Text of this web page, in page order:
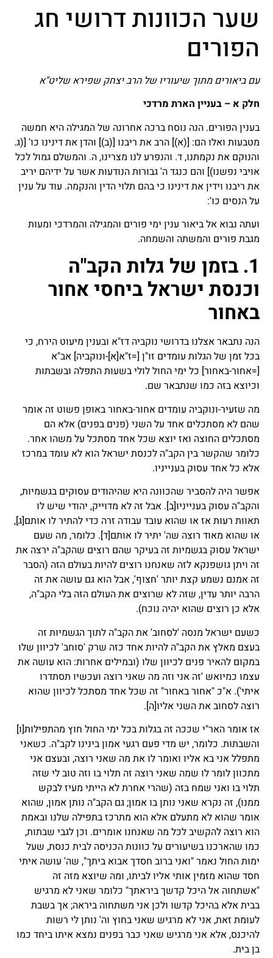
שער הכוונות דרושי חג
הפורים
עם ביאורים מתוך שיעוריו של הרב יצחק שפירא שליט"א
חלק א– בעניין הארת מרדכי
בענין הפורים. הנה נוסח ברכה אחרונה של המגילה היא חמשה
מטבעות ואלו הם: [(א)] הרב את ריבנו [(ב)] והדן את דינינו כו' [(ג.
והנוקם את נקמתנו, ד. והנפרע לנו מצרינו, ה. והמשלם גמול לכל
אויבי נפשנו)] והם כנגד ה' גבורות הנודעות אשר על ידיהם יריב
את ריבנו וידין את דינינו כי בהם תלוי הדין והנקמה. עוד על ענין
על הנסים כו':
ועתה נבוא אל ביאור ענין ימי פורים והמגילה והמרדכי ומעות
מגבת פורים והמשתה והשמחה.
1. בזמן של גלות הקב"ה
וכנסת ישראל ביחסי אחור
באחור
הנה נתבאר אצלנו בדרושי נוקביה דז"א ובענין מיעוט הירח, כי
בכל זמן של הגלות עומדים זו"ן [=ז"א[א]-ונוקביה] אב"א
[=אחור-באחור] כל ימי החול לולי בשעות התפלה ובשבתות
וכיוצא בזה כמו שנתבאר שם.
מה שזעיר-ונוקביה עומדים אחור-באחור באופן פשוט זה אומר
שהם לא מסתכלים אחד על השני (פנים בפנים) אלא הם
מסתכלים החוצה ואז יוצא שכל אחד מסתכל על משהו אחר.
כלומר שהקשר בין הקב"ה לכנסת ישראל הוא לא עומד במרכז
אלא כל אחד עסוק בענייניו.
אפשר היה להסביר שהכוונה היא שהיהודים עסוקים בגשמיות,
והקב"ה עסוק בענייניו[ב]. אבל זה לא מדוייק, יהודי שיש לו
תאוות רעות אז או שהוא עובד עבודה זרה כדי להתיר לו אותם[ג],
או שהוא מאוד רוצה שה' יתיר לו אותם[ד]. כלומר, מה שעם
ישראל עסוק בגשמיות זה בעיקר שהם רוצים שהקב"ה ירצה את
זה ויתן גושפנקא לזה שאנחנו רוצים להיות בעולם הזה (הסבר
זה אמנם נשמע קצת יותר 'חצוף', אבל הוא גם עושה את זה
הרבה יותר עדין, שזה לא שרוצים את העולם הזה בלי הקב"ה,
אלא כן רוצים שהוא יהיה נוכח).
כשעם ישראל מנסה 'לסחוב' את הקב"ה לתוך הגשמיות זה
בעצם מאלץ את הקב"ה להיות אחד כזה שרק 'סוחב' לכיוון שלו
במקום להאיר פנים לכיוון שלו (ובמילים אחרות: הוא עושה את
עצמו כמיואש 'זה אני וזה מה שאני רוצה ועכשיו תסתדרו
איתי'). א"כ "אחור באחור" זה שכל אחד מסתכל לכיוון שהוא
רוצה לסחוב את השני אליו[ה].
אז אומר האר"י שככה זה בגלות בכל ימי החול חוץ מהתפילות[ו]
והשבתות. כלומר, יש מדי פעם רגעי אמון בינינו לקב"ה. כשאני
מתפלל אני בא אליו ואומר לו את מה שאני רוצה, ובעצם אני
מתכוון לומר לו שמה שאני רוצה זה תלוי בו וזה טוב לי שזה
תלוי בו ואני שמח בזה (שהרי אחרת לא הייתי מעיז לבקש
ממנו), זה נקרא שאני נותן בו אמון; גם הקב"ה נותן אמון, שהוא
אומר שהוא לא מתעלם אלא הוא מתרכז בתפילה שלנו ובאמת
הוא רוצה להקשיב לכל מה שאנחנו אומרים. וכן לגבי שבתות,
כמו שהארכנו בשיעורים על כוונות הכניסה לבית כנסת, שעל
ימות החול נאמר "ואני ברוב חסדך אבוא ביתך", שה' עושה איתי
חסד שהוא מזמין אותי אליו לביתו, ומה שיוצא מזה זה
"אשתחוה אל היכל קדשך ביראתך" כלומר שאני לא מרגיש
בבית אלא בהיכל קדשו ולכן אני משתחוה ביראה; אך בשבת
לעומת זאת, אני לא מרגיש שאני בחוץ וה' נותן לי רשות
להיכנס, אלא אני מרגיש שאני כבר בפנים נמצא איתו ביחד כמו
בן בית.